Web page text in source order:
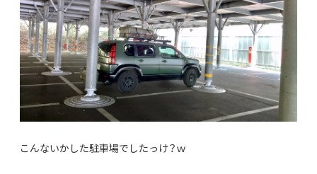
こんないかした駐車場でしたっけ？ｗ